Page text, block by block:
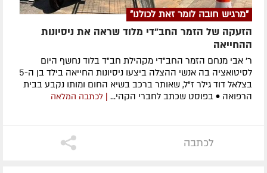
"מרגיש חובה לומר זאת לכולנו"
הזעקה של הזמר החב"די מלוד שראה את ניסיונות
ההחייאה
ר' אבי מנחם הזמר החב"די מקהילת חב"ד בלוד נחשף היום
לסיטואציה בה אנשי ההצלה ביצעו ניסיונות החייאה בילד בן ה-5
בצלאל דוד גילר ז"ל, שאותר ברכב בשיא החום ומותו נקבע בבית
הרפואה • בפוסט שכתב לחברי הקהי...
| לכתבה המלאה
לכתבה